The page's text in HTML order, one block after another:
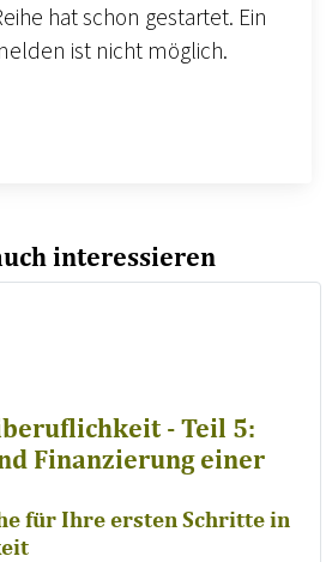
hat schon gestartet. Ein
ist nicht möglich.
interessieren
- Teil 5:
Finanzierung einer
für Ihre ersten Schritte in